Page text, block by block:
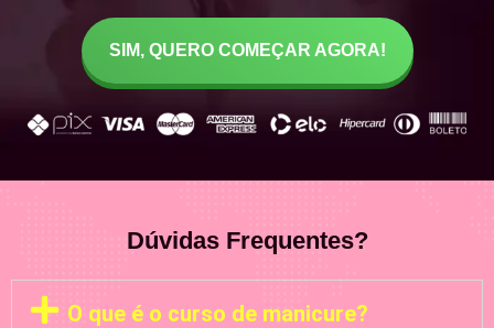
SIM, QUERO COMEÇAR AGORA!
Dúvidas Frequentes?
O que é o curso de manicure?